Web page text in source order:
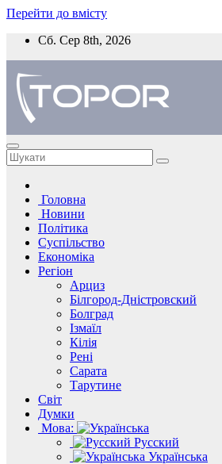
Перейти до вмісту
Сб. Сер 8th, 2026
Головна
Новини
Політика
Суспільство
Економіка
Регіон
Арциз
Білгород-Дністровский
Болград
Ізмаїл
Кілія
Рені
Сарата
Тарутине
Світ
Думки
Мова:
Русский
Українська